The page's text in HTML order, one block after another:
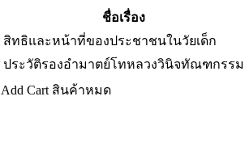
ชื่อเรื่อง
สิทธิและหน้าที่ของประชาชนในวัยเด็ก
ประวัติรองอำมาตย์โทหลวงวินิจทัณฑกรรม
Add Cart สินค้าหมด